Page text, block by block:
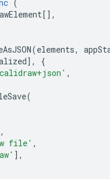
(
[],
(elements,
],
{
,
(
,
file' ,
],